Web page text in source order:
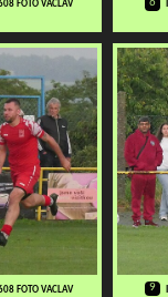
FOTO VACLAV
6
FOTO VACLAV
9